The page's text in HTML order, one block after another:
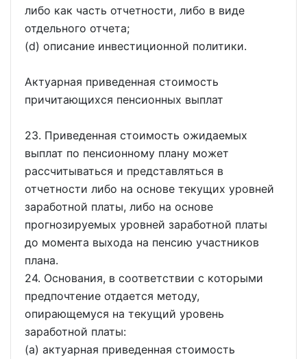
либо как часть отчетности, либо в виде
отдельного отчета;
(d) описание инвестиционной политики.
Актуарная приведенная стоимость
причитающихся пенсионных выплат
23. Приведенная стоимость ожидаемых
выплат по пенсионному плану может
рассчитываться и представляться в
отчетности либо на основе текущих уровней
заработной платы, либо на основе
прогнозируемых уровней заработной платы
до момента выхода на пенсию участников
плана.
24. Основания, в соответствии с которыми
предпочтение отдается методу,
опирающемуся на текущий уровень
заработной платы:
(a) актуарная приведенная стоимость